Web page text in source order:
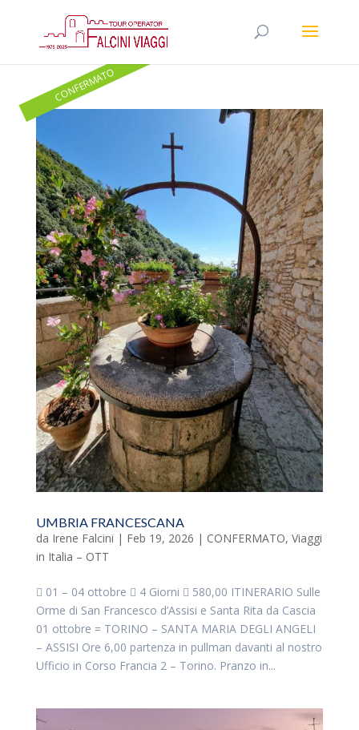
UMBRIA FRANCESCANA
da Irene Falcini | Feb 19, 2026 | CONFERMATO, Viaggi
in Italia – OTT
 01 – 04 ottobre  4 Giorni  580,00 ITINERARIO Sulle
Orme di San Francesco d’Assisi e Santa Rita da Cascia
01 ottobre = TORINO – SANTA MARIA DEGLI ANGELI
– ASSISI Ore 6,00 partenza in pullman davanti al nostro
Ufficio in Corso Francia 2 – Torino. Pranzo in...
CONFERMATO